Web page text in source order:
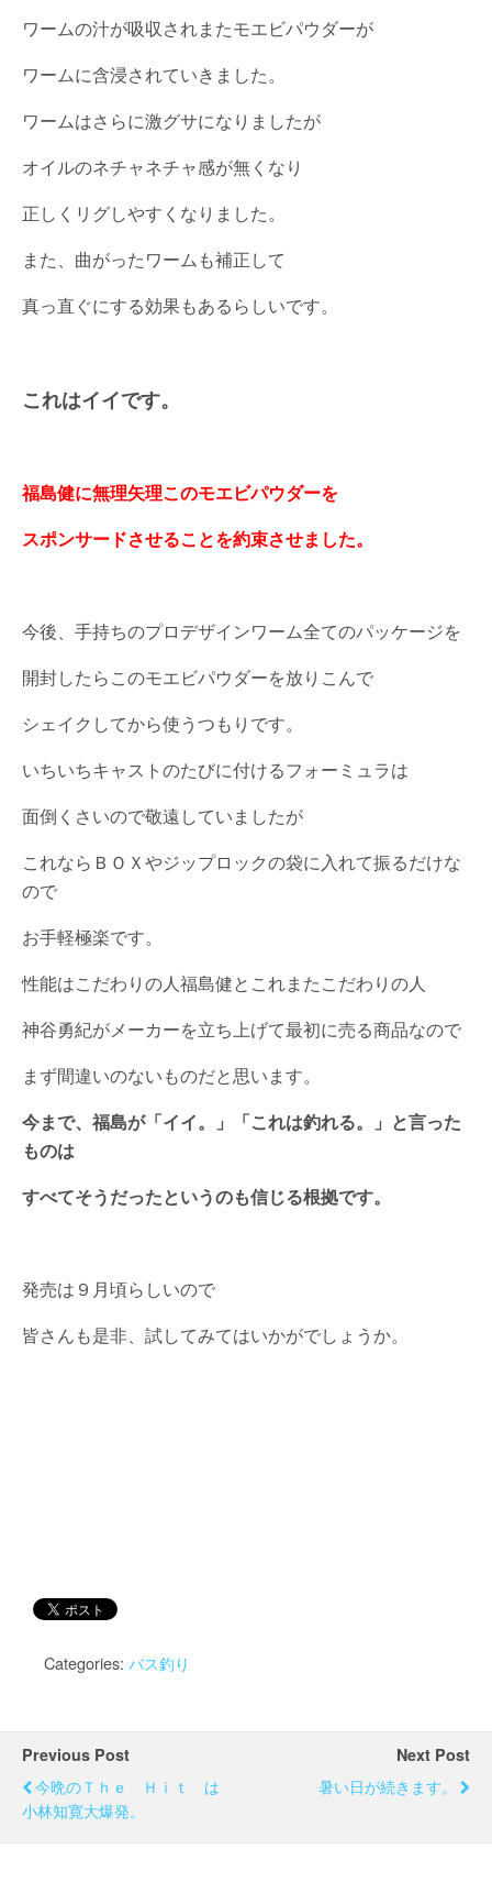
ワームの汁が吸収されまたモエビパウダーが
ワームに含浸されていきました。
ワームはさらに激グサになりましたが
オイルのネチャネチャ感が無くなり
正しくリグしやすくなりました。
また、曲がったワームも補正して
真っ直ぐにする効果もあるらしいです。
これはイイです。
福島健に無理矢理このモエビパウダーを
スポンサードさせることを約束させました。
今後、手持ちのプロデザインワーム全てのパッケージを
開封したらこのモエビパウダーを放りこんで
シェイクしてから使うつもりです。
いちいちキャストのたびに付けるフォーミュラは
面倒くさいので敬遠していましたが
これならＢＯＸやジップロックの袋に入れて振るだけな
ので
お手軽極楽です。
性能はこだわりの人福島健とこれまたこだわりの人
神谷勇紀がメーカーを立ち上げて最初に売る商品なので
まず間違いのないものだと思います。
今まで、福島が「イイ。」「これは釣れる。」と言った
ものは
すべてそうだったというのも信じる根拠です。
発売は９月頃らしいので
皆さんも是非、試してみてはいかがでしょうか。
Categories: バス釣り
Previous Post
今晩のＴｈｅ Ｈｉｔ は
小林知寛大爆発。
Next Post
暑い日が続きます。